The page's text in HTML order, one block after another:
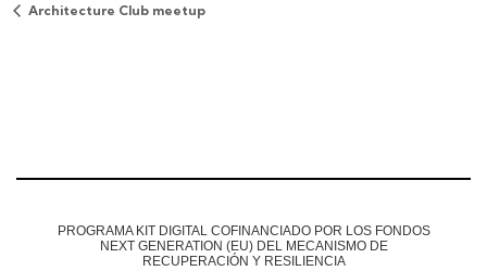
Architecture Club meetup
PROGRAMA KIT DIGITAL COFINANCIADO POR LOS FONDOS
NEXT GENERATION (EU)DEL MECANISMO DE
RECUPERACIÓN Y RESILIENCIA